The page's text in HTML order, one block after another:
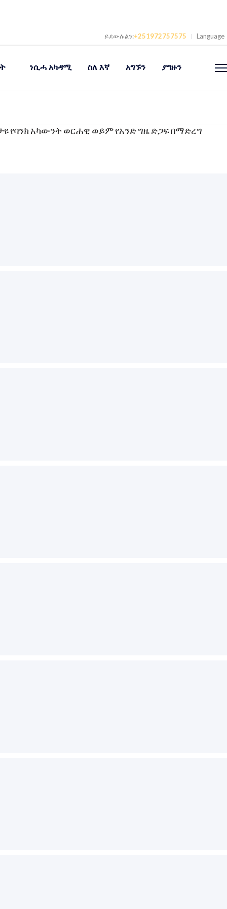
ይደውሉልን:+251972757575 Language
ነሲሓ አካዳሚ ስለ እኛ አግኙን ያግዙን
የባንክ አካውንት ወርሐዊ ወይም የአንድ ግዜ ድጋፍ በማድረግ
”